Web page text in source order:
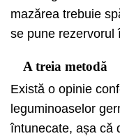
mazărea trebuie
se pune rezervorul
A treia metodă
Există o opinie
leguminoaselor
întunecate, așa că